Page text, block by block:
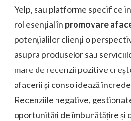
Yelp, sau platforme specifice
rol esențial în promovare
potențialilor clienți o
asupra produselor sau
mare de recenzii pozitive
afacerii și consolidează
Recenziile negative,
oportunități de îmbunătățire și